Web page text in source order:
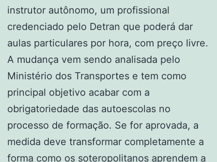
instrutor autônomo, um profissional
credenciado pelo Detran que poderá dar
aulas particulares por hora, com preço livre.
A mudança vem sendo analisada pelo
Ministério dos Transportes e tem como
principal objetivo acabar com a
obrigatoriedade das autoescolas no
processo de formação. Se for aprovada, a
medida deve transformar completamente a
forma como os soteropolitanos aprendem a